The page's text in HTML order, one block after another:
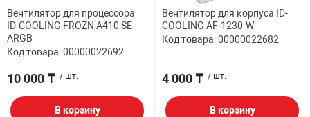
Вентилятор для процессора
ID-COOLING FROZN A410 SE
ARGB
Код товара: 00000022692
10 000 ₸ / шт.
В корзину
Вентилятор для корпуса ID-
COOLING AF-1230-W
Код товара: 00000022682
4 000 ₸ / шт.
В корзину